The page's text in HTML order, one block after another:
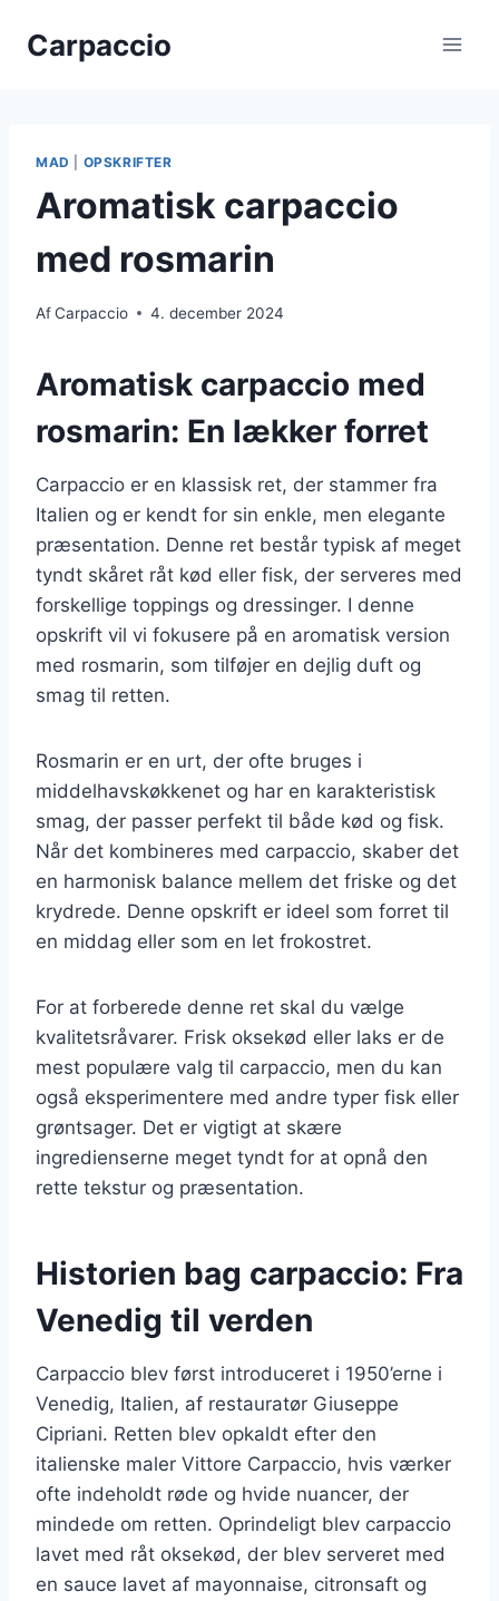
Carpaccio
MAD OPSKRIFTER
Aromatisk carpaccio
med rosmarin
AfCarpaccio 4. december 2024
Aromatisk carpaccio med
rosmarin: En lækker forret
Carpaccio er en klassisk ret, der stammer fra
Italien og er kendt for sin enkle, men elegante
præsentation. Denne ret består typisk af meget
tyndt skåret råt kød eller fisk, der serveres med
forskellige toppings og dressinger. I denne
opskrift vil vi fokusere på en aromatisk version
med rosmarin, som tilføjer en dejlig duft og
smag til retten.
Rosmarin er en urt, der ofte bruges i
middelhavskøkkenet og har en karakteristisk
smag, der passer perfekt til både kød og fisk.
Når det kombineres med carpaccio, skaber det
en harmonisk balance mellem det friske og det
krydrede. Denne opskrift er ideel som forret til
en middag eller som en let frokostret.
For at forberede denne ret skal du vælge
kvalitetsråvarer. Frisk oksekød eller laks er de
mest populære valg til carpaccio, men du kan
også eksperimentere med andre typer fisk eller
grøntsager. Det er vigtigt at skære
ingredienserne meget tyndt for at opnå den
rette tekstur og præsentation.
Historien bag carpaccio: Fra
Venedig til verden
Carpaccio blev først introduceret i 1950’erne i
Venedig, Italien, af restauratør Giuseppe
Cipriani. Retten blev opkaldt efter den
italienske maler Vittore Carpaccio, hvis værker
ofte indeholdt røde og hvide nuancer, der
mindede om retten. Oprindeligt blev carpaccio
lavet med råt oksekød, der blev serveret med
en sauce lavet af mayonnaise, citronsaft og